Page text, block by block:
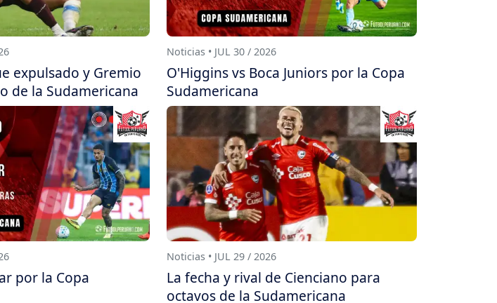
expulsado y Gremio
de la Sudamericana
Noticias • JUL 30 / 2026
O'Higgins vs Boca Juniors por la Copa
Sudamericana
por la Copa
Noticias • JUL 29 / 2026
La fecha y rival de Cienciano para
octavos de la Sudamericana